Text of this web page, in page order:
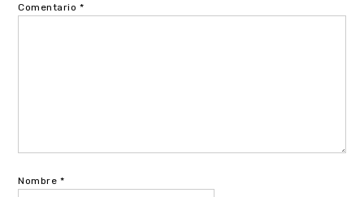
Comentario *
Nombre *